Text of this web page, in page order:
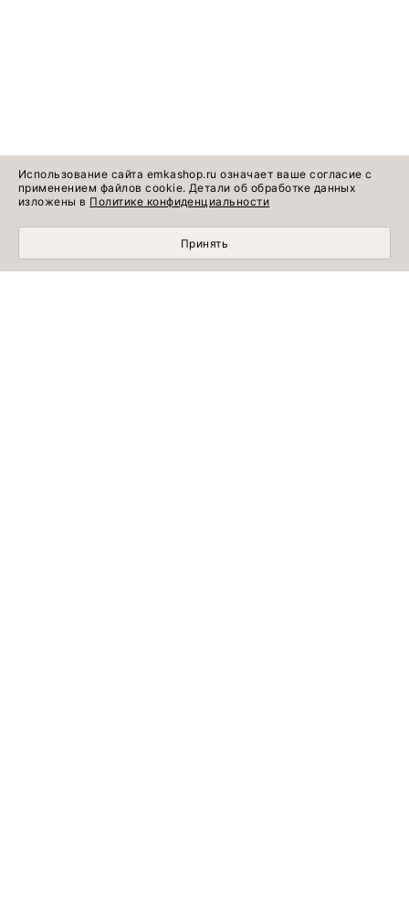
Использование сайта emkashop.ru означает ваше согласие с
применением файлов cookie. Детали об обработке данных
изложены в Политике конфиденциальности
Принять